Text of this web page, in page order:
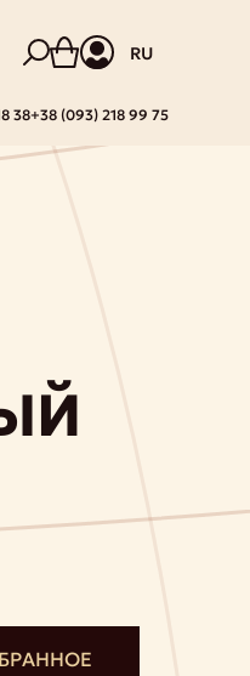
RU
38+38 (093) 218 99 75